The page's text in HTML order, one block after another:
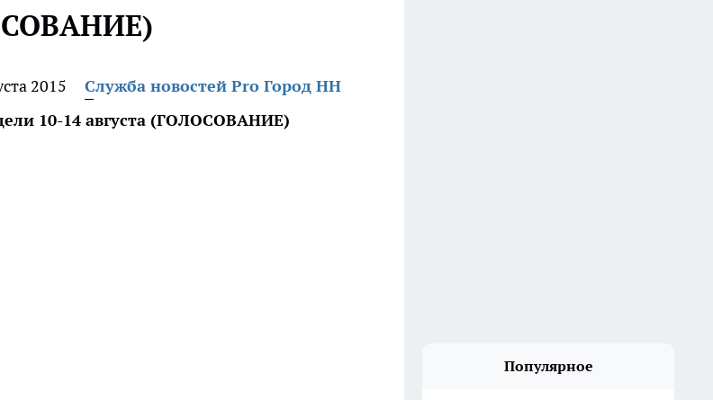
2015
Служба новостей Pro Город НН
10-14 августа (ГОЛОСОВАНИЕ)
Популярное